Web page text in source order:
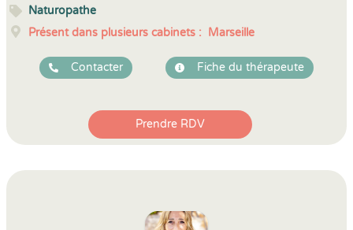
Naturopathe
Présent dans plusieurs cabinets : Marseille
Contacter Fiche du thérapeute
Prendre RDV